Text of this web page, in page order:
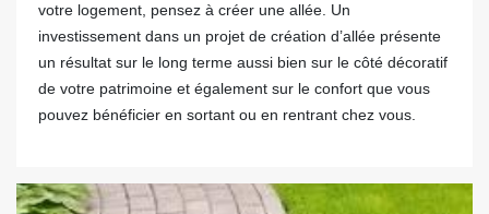
votre logement, pensez à créer une allée. Un
investissement dans un projet de création d’allée présente
un résultat sur le long terme aussi bien sur le côté décoratif
de votre patrimoine et également sur le confort que vous
pouvez bénéficier en sortant ou en rentrant chez vous.